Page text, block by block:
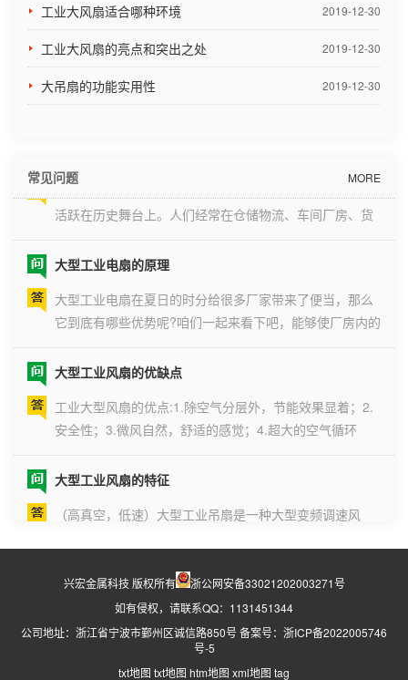
工业大风扇适合哪种环境 2019-12-30
工业大风扇的亮点和突出之处 2019-12-30
大吊扇的功能实用性 2019-12-30
MORE
常见问题
夏天就要到了，一提到夏天大家就会想到炎热的天气，在
夏天的时候炎热的天气，又碰到了忙碌的工作，就导致了
业大风扇呢?其实这也是一门非常...
大型工业吊扇节能环保、性能良好，直至今日仍然稳定地
活跃在历史舞台上。人们经常在仓储物流、车间厂房、货
物配送基地和部分体育馆、车站等地使用大型工业吊扇。
话题。 一、看用料 品质好的大型工业吊扇用材讲
究、坚实耐用，主机、扇叶、外部...
它到底有哪些优势呢?咱们一起来看下吧，能够使厂房内的
温度下降，通 风状况也能够得到改进，还能够进步工作效
理摆放的空间。 并且受风的规模也比较广，转速也比
较低，环保，节点功能又好...
安全性；3.微风自然，舒适的感觉；4.超大的空气循环
场；5.集通风降温于一体，除湿防霉；6.无级送风模式，
扰；8.不占用地面空间.工业大型风扇的缺点:1.适用于高度
超过4.5...
扇，具有大风量和低速（速度为50pm）. 大型工业吊扇于
1995年在美国诞生. 该产品是专为节省高层建筑的能耗和
减少能耗以及改善工作环境的舒适性而开发的产品.与空调
一起使用时，可以节省30％以上的能源！在相同温度下，
舒适度可以大大提...
工业风扇真的可以减压吗
夏天就要到了，一提到夏天大家就会想到炎热的天气，在
夏天的时候炎热的天气，又碰到了忙碌的工作，就导致了
在工作的时候每一个人的情绪都会变得十分的焦躁，还有
兴宏金属科技 版权所有
浙公网安备33021202003271号
如有侵权，请联系QQ：1131451344
公司地址：浙江省宁波市鄞州区诚信路850号 备案号： 浙ICP备2022005746
号-5
txt地图 txt地图 htm地图 xml地图 tag